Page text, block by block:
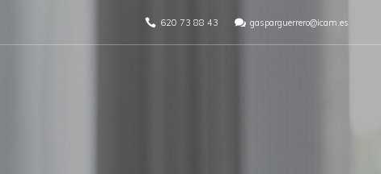
620 73 88 43 gasparguerrero@icam.es